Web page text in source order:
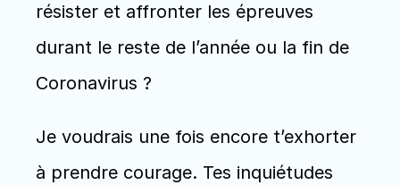
résister et affronter les épreuves
durant le reste de l’année ou la fin de
Coronavirus ?
Je voudrais une fois encore t’exhorter
à prendre courage. Tes inquiétudes